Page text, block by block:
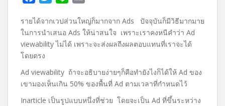
c
e
b
o
o
k
i
t
t
r
n
e
a
i
l
รายได้จากเวปส่วนใหญ่ก็มากจาก Ads ปัจจุบันก็มีวิธีมากมาย
ในการนำเสนอ Ads ให้น่าสนใจ เพราะเราคงหนีคำว่า Ad
viewability ไม่ได้ เพราะจะส่งผลถีงผลตอบแทนที่เราจะได้
โดยตรง
Ad viewability ถ้าจะอธิบายง่ายๆก็คือทำยังไงก็ได้ให้ Ad ของ
เขามองเห็นเกิน 50% ของพื้นที่ Ad ตามเวลาที่กำหนดไว้
Inarticle เป็นรูปแบบหนึ่งที่ช่วย โดยจะเป็น Ad ที่ขึ้นระหว่าง